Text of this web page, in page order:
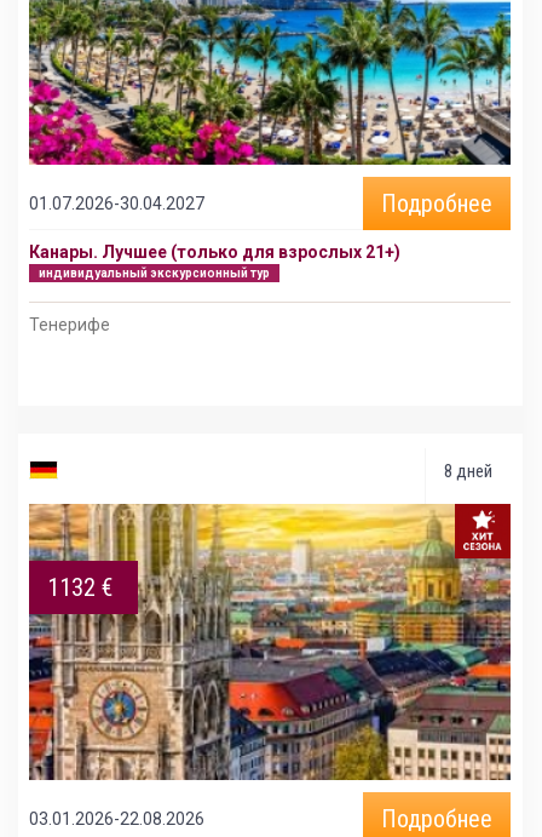
01.07.2026-30.04.2027 Подробнее
Канары. Лучшее (только для взрослых 21+)
индивидуальный экскурсионный тур
Тенерифе
8 дней
1132 €
03.01.2026-22.08.2026 Подробнее